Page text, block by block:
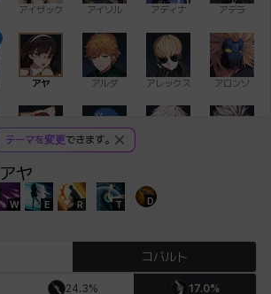
アイザック アイソル アディナ アデラ
アヤ アルダ アレックス アロンソ
イレム ウィリアム
アヤ
W E R T D
テーマを変更できます。
コバルト
24.3% 17.0%